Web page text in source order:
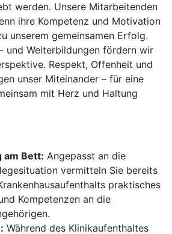
werden. Unsere Mitarbeitenden
ihre Kompetenz und Motivation
unserem gemeinsamen Erfolg.
und Weiterbildungen fördern wir
Respekt, Offenheit und
unser Miteinander – für eine
mit Herz und Haltung
am Bett: Angepasst an die
vermitteln Sie bereits
praktisches
Kompetenzen an die
Während des Klinikaufenthaltes